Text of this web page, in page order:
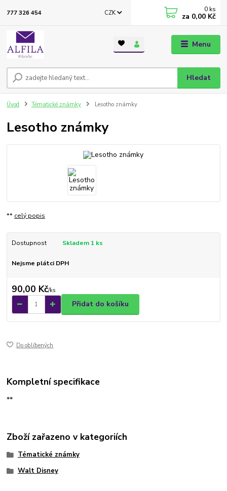
Menu
CZK
Hledat
777 326 454 0 ks
za 0,00 Kč
Úvod Tématické známky Lesotho známky
Lesotho známky
** celý popis
Dostupnost Skladem 1 ks
Nejsme plátci DPH
90,00 Kč/ks
Přidat do košíku
Do oblíbených
Kompletní specifikace
**
Zboží zařazeno v kategoriích
Tématické známky
Walt Disney